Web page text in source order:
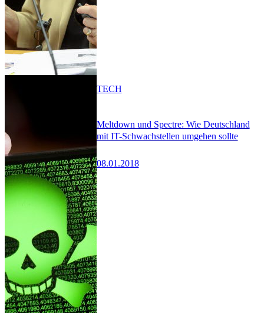
Meltdown und Spectre: Wie Deutschland
mit IT-Schwachstellen umgehen sollte
08.01.2018
TECH